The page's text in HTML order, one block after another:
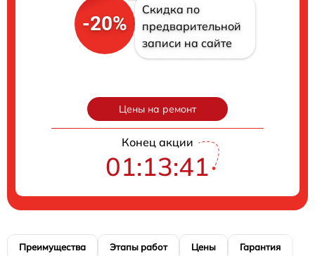
-20%
Скидка по
предварительной
записи на сайте
Цены на ремонт
Конец акции
01:13:40
Преимущества Этапы работ Цены Гарантия